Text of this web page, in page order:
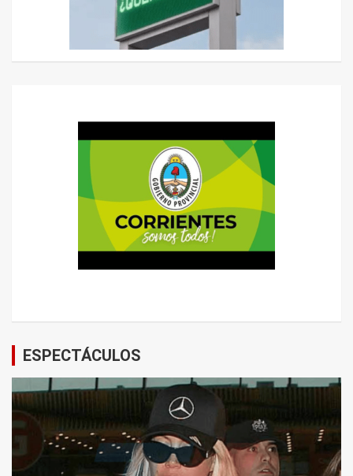
ESPECTÁCULOS